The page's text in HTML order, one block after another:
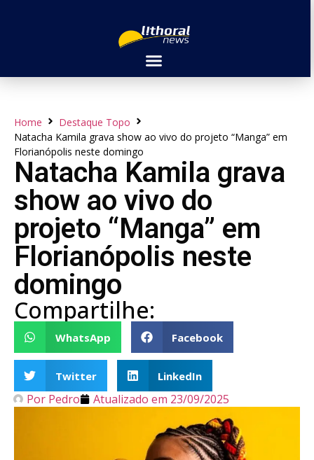
Home
Destaque Topo
Natacha Kamila grava show ao vivo do projeto “Manga” em
Florianópolis neste domingo
Natacha Kamila grava
show ao vivo do
projeto “Manga” em
Florianópolis neste
domingo
Compartilhe:
WhatsApp Facebook
Twitter LinkedIn
Por Pedro Atualizado em 23/09/2025